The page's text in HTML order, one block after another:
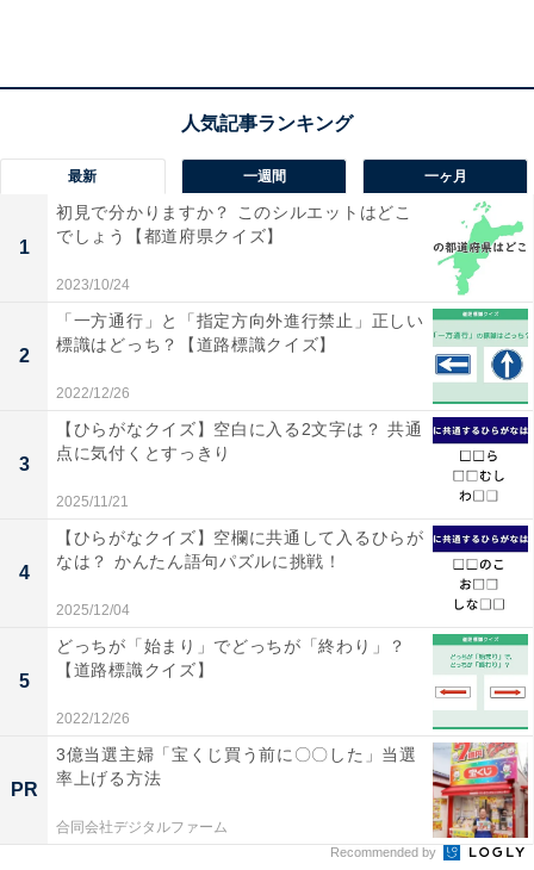
多角的に考えてみよう！ 「大陸」はなんて読むでしょう
【キラキラネームクイズ】
最新 一週間 一ヶ月
1
初見で分かりますか？ このシルエットはどこ
でしょう【都道府県クイズ】
2023/10/24
2
「一方通行」と「指定方向外進行禁止」正しい
標識はどっち？【道路標識クイズ】
2022/12/26
3
【ひらがなクイズ】空白に入る2文字は？ 共通
点に気付くとすっきり
2025/11/21
4
【ひらがなクイズ】空欄に共通して入るひらが
なは？ かんたん語句パズルに挑戦！
2025/12/04
5
どっちが「始まり」でどっちが「終わり」？
【道路標識クイズ】
2022/12/26
PR
3億当選主婦「宝くじ買う前に〇〇した」当選
率上げる方法
合同会社デジタルファーム
Recommended by